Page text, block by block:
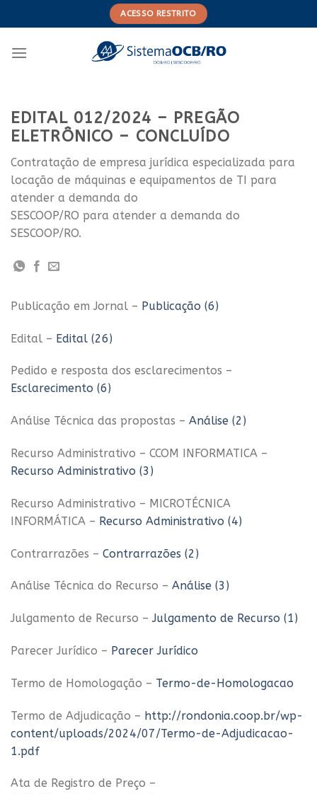
to
ACESSO RESTRITO
EDITAL 012/2024 – PREGÃO
ELETRÔNICO – CONCLUÍDO
Contratação de empresa jurídica especializada para
locação de máquinas e equipamentos de TI para
atender a demanda do
SESCOOP/RO para atender a demanda do
SESCOOP/RO.
Publicação em Jornal – Publicação (6)
Edital – Edital (26)
Pedido e resposta dos esclarecimentos –
Esclarecimento (6)
Análise Técnica das propostas – Análise (2)
Recurso Administrativo – CCOM INFORMATICA –
Recurso Administrativo (3)
Recurso Administrativo – MICROTÉCNICA
INFORMÁTICA – Recurso Administrativo (4)
Contrarrazões – Contrarrazões (2)
Análise Técnica do Recurso – Análise (3)
Julgamento de Recurso –Julgamento de Recurso (1)
Parecer Jurídico – Parecer Jurídico
Termo de Homologação – Termo-de-Homologacao
Termo de Adjudicação – http://rondonia.coop.br/wp-
content/uploads/2024/07/Termo-de-Adjudicacao-
1.pdf
Ata de Registro de Preço –